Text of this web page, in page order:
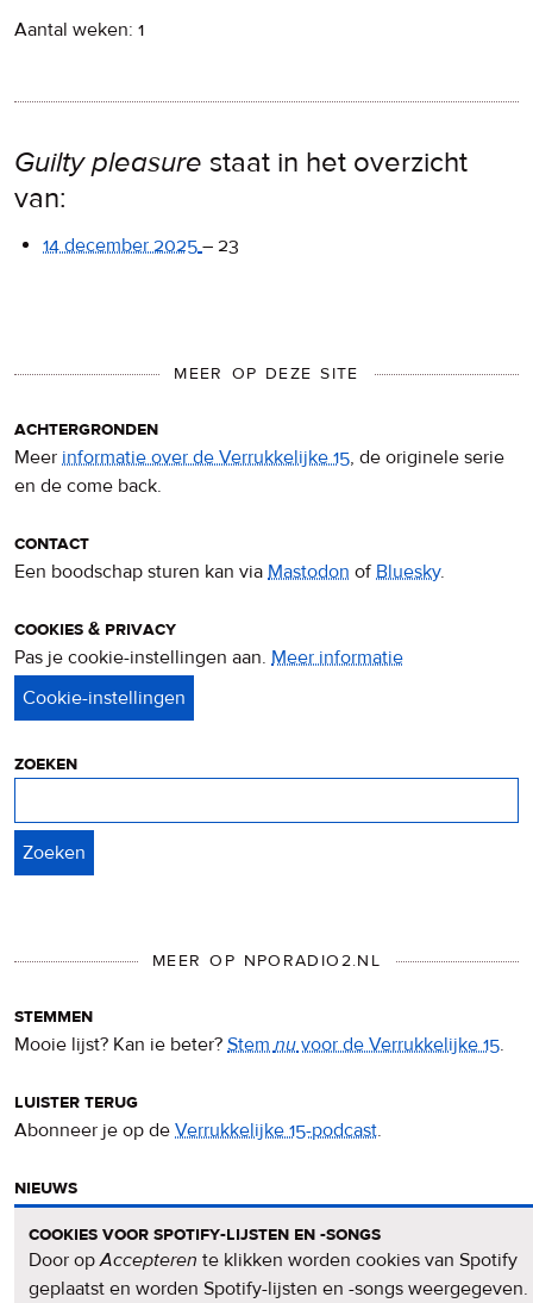
Aantal weken: 1
Guilty pleasure staat in het overzicht
van:
14 december 2025 – 23
MEER OP DEZE SITE
achtergronden
Meer informatie over de Verrukkelijke 15, de originele serie
en de come back.
contact
Een boodschap sturen kan via Mastodon ofBluesky.
cookies & privacy
Pas je cookie-instellingen aan. Meer informatie
zoeken
MEER OP NPORADIO2.NL
stemmen
Mooie lijst? Kan ie beter? Stemnuvoor de Verrukkelijke 15.
luister terug
Abonneer je op de Verrukkelijke 15-podcast.
nieuws
nieuwsbrief
cookies voor spotify-lijsten en -songs
Door opAccepteren te klikken worden cookies van Spotify
geplaatst en worden Spotify-lijsten en -songs weergegeven.